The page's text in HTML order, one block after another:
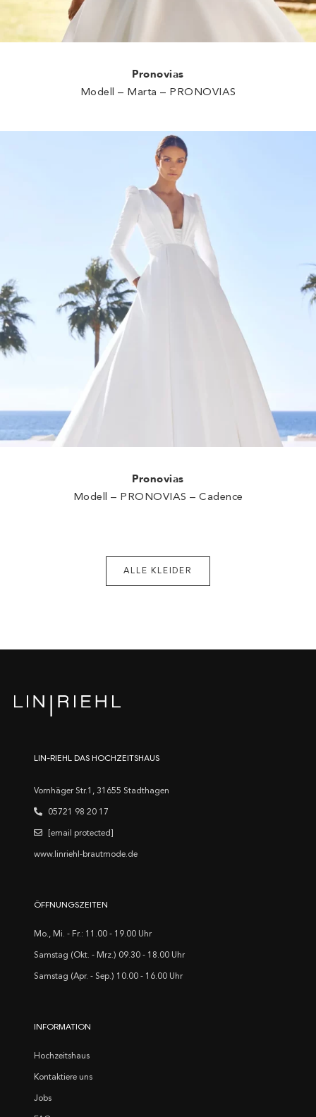
Pronovias
Modell – Marta – PRONOVIAS
Pronovias
Modell – PRONOVIAS – Cadence
ALLE KLEIDER
LIN-RIEHL DAS HOCHZEITSHAUS
Vornhäger Str.1, 31655 Stadthagen
05721 98 20 17
[email protected]
www.linriehl-brautmode.de
ÖFFNUNGSZEITEN
Mo., Mi. - Fr.: 11.00 - 19.00 Uhr
Samstag (Okt. - Mrz.) 09.30 - 18.00 Uhr
Samstag (Apr. - Sep.) 10.00 - 16.00 Uhr
INFORMATION
Hochzeitshaus
Kontaktiere uns
Jobs